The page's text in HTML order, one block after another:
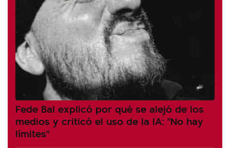
Fede Bal explicó por qué se alejó de los
medios y criticó el uso de la IA: "No hay
límites"